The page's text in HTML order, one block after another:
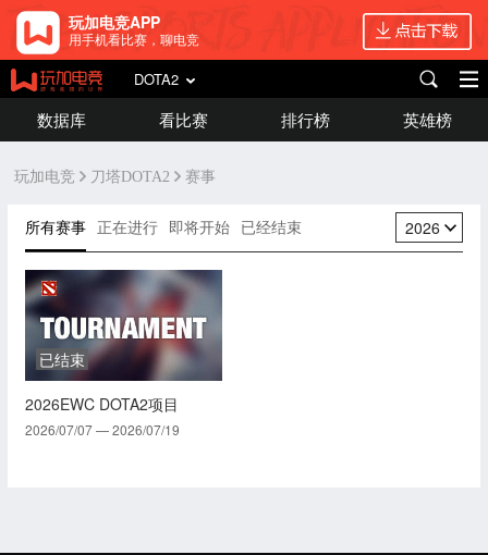
玩加电竞APP
用手机看比赛，聊电竞
DOTA2
数据库 看比赛 排行榜 英雄榜
玩加电竞 刀塔DOTA2 赛事
所有赛事 正在进行 即将开始 已经结束 2026
已结束
2026EWC DOTA2项目
2026/07/07 — 2026/07/19